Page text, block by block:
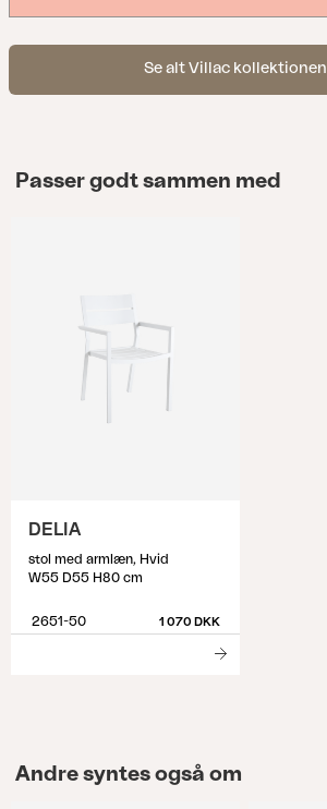
Se alt Villac kollektionen
Passer godt sammen med
DELIA
stol med armlæn, Hvid
W55 D55 H80 cm
2651-50 1 070 DKK
Andre syntes også om